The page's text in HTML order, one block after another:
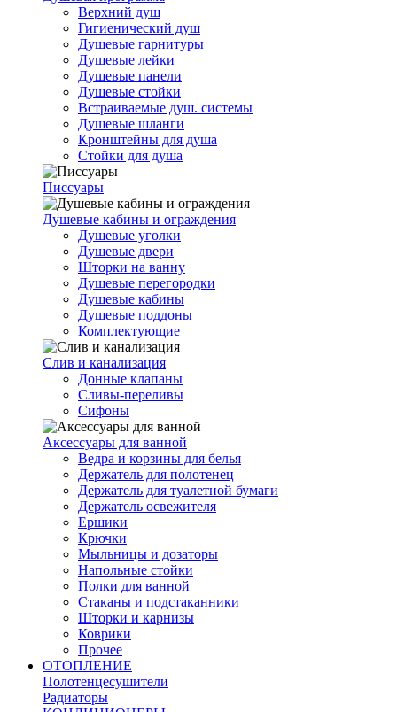
Верхний душ
Гигиенический душ
Душевые гарнитуры
Душевые лейки
Душевые панели
Душевые стойки
Встраиваемые душ. системы
Душевые шланги
Кронштейны для душа
Стойки для душа
Писсуары
Душевые кабины и ограждения
Душевые уголки
Душевые двери
Шторки на ванну
Душевые перегородки
Душевые кабины
Душевые поддоны
Комплектующие
Слив и канализация
Донные клапаны
Сливы-переливы
Сифоны
Аксессуары для ванной
Ведра и корзины для белья
Держатель для полотенец
Держатель для туалетной бумаги
Держатель освежителя
Ершики
Крючки
Мыльницы и дозаторы
Напольные стойки
Полки для ванной
Стаканы и подстаканники
Шторки и карнизы
Коврики
Прочее
ОТОПЛЕНИЕ
Полотенцесушители
Радиаторы